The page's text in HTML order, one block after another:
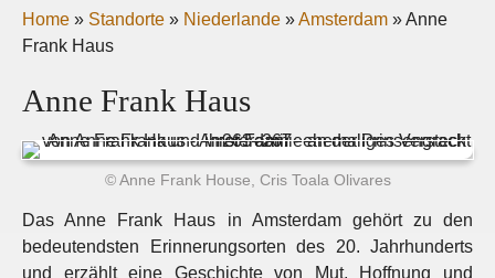
Home » Standorte » Niederlande »Amsterdam »Anne
Frank Haus
Anne Frank Haus
© Anne Frank House, Cris Toala Olivares
Das Anne Frank Haus in Amsterdam gehört zu den
bedeutendsten Erinnerungsorten des 20. Jahrhunderts
und erzählt eine Geschichte von Mut, Hoffnung und